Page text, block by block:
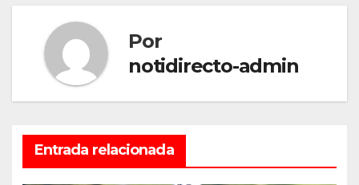
Por
notidirecto-admin
Entrada relacionada